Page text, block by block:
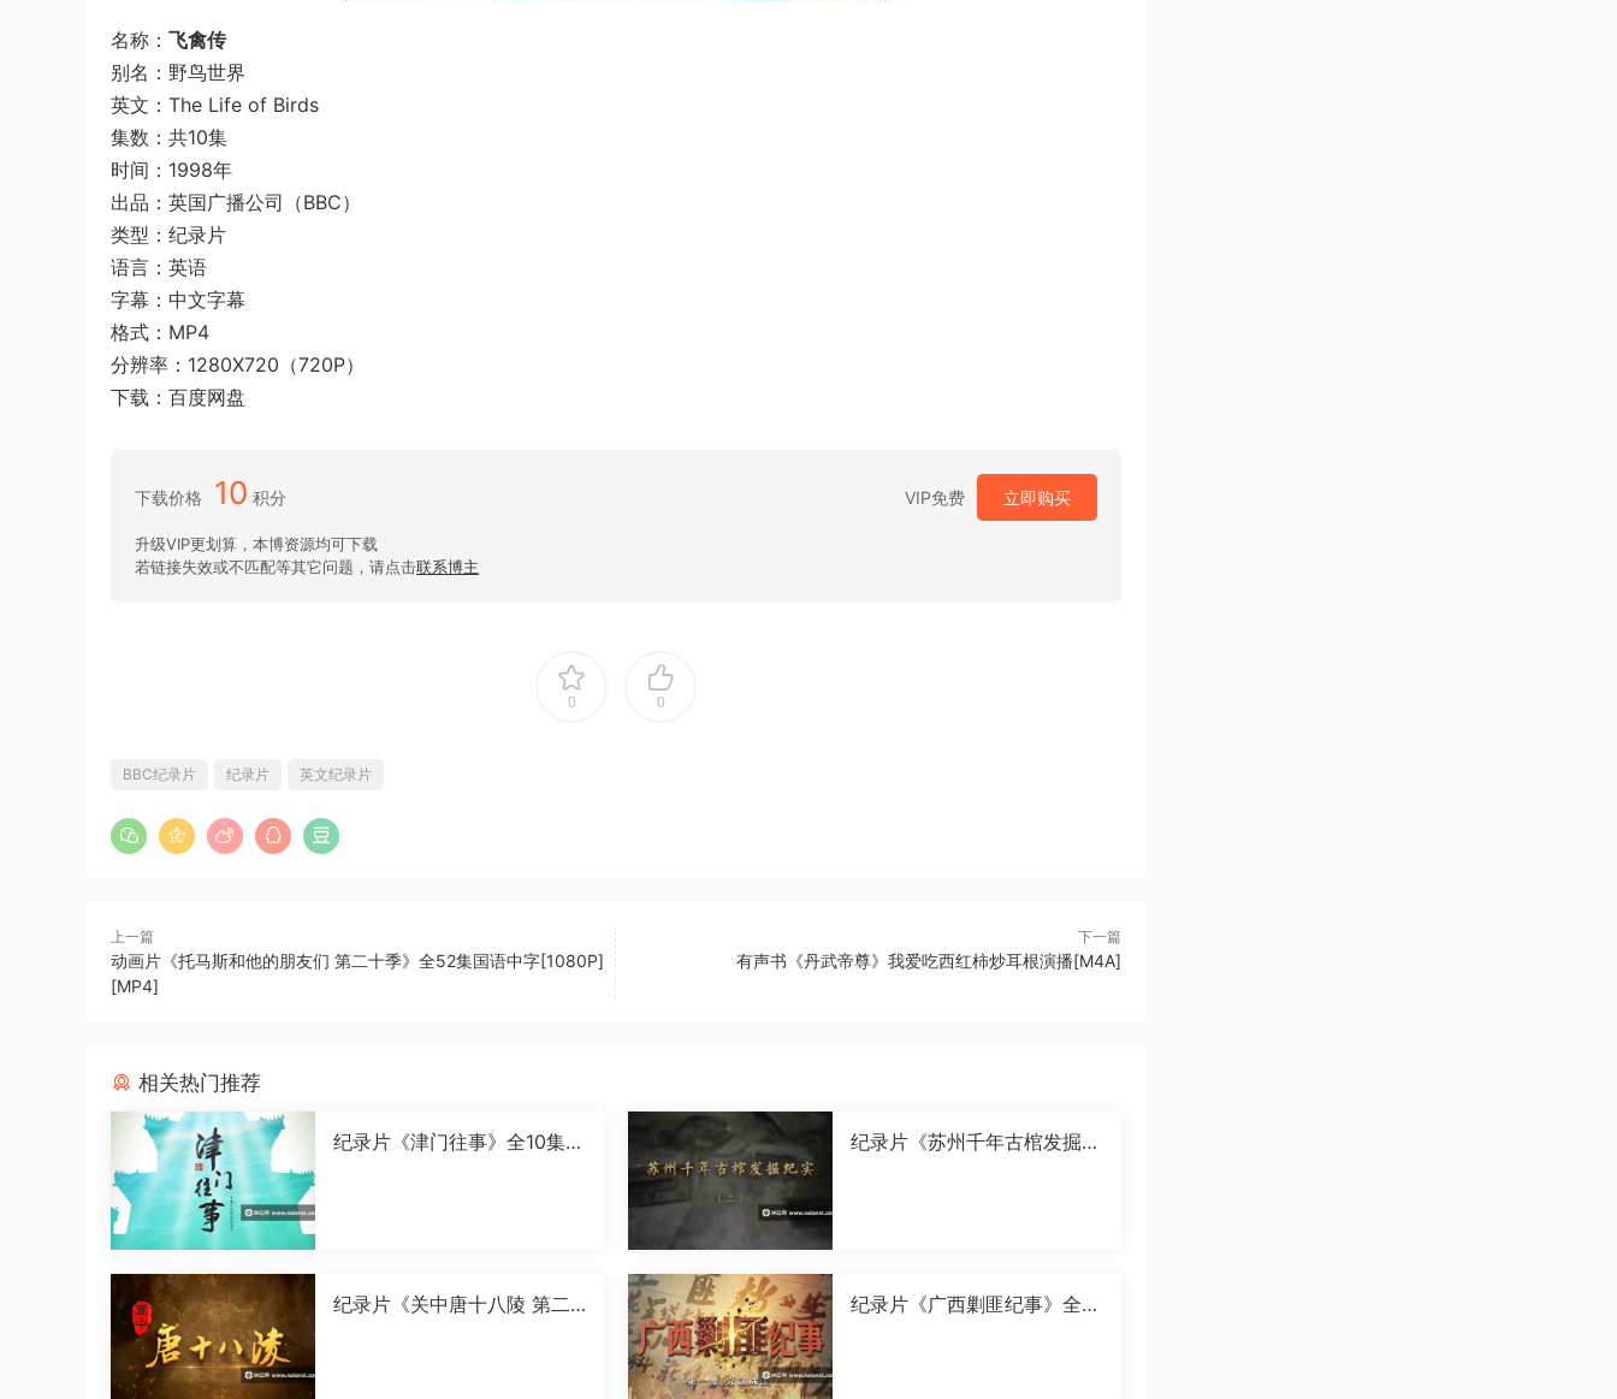
名称： 飞禽传
别名：野鸟世界
英文：The Life of Birds
集数：共10集
时间：1998年
出品：英国广播公司（BBC）
类型：纪录片
语言：英语
字幕：中文字幕
格式：MP4
分辨率：1280X720（720P）
下载：百度网盘
下载价格 10 积分 VIP免费 立即购买
升级VIP更划算，本博资源均可下载
若链接失效或不匹配等其它问题，请点击联系博主
0 0
BBC纪录片 纪录片 英文纪录片
上一篇
动画片《托马斯和他的朋友们 第二十季》全52集国语中字[1080P]
[MP4]
下一篇
有声书《丹武帝尊》我爱吃西红柿炒耳根演播[M4A]
相关热门推荐
纪录片《津门往事》全10集国
纪录片《苏州千年古棺发掘纪
纪录片《关中唐十八陵 第二
纪录片《广西剿匪纪事》全5